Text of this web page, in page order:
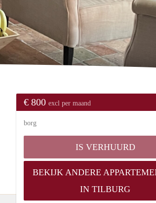
€ 800 excl per maand
borg
IS VERHUURD
BEKIJK ANDERE
IN TILBURG